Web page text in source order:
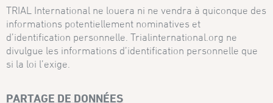
TRIAL International ne louera ni ne vendra à quiconque des
informations potentiellement nominatives et
d’identification personnelle. Trialinternational.org ne
divulgue les informations d’identification personnelle que
si la loi l’exige.
PARTAGE DE DONNÉES